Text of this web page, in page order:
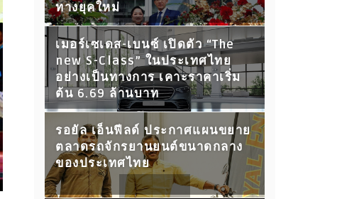
ทางยุคใหม่
เมอร์เซเดส-เบนซ์ เปิดตัว “The
new S-Class” ในประเทศไทย
อย่างเป็นทางการ เคาะราคาเริ่ม
ต้น 6.69 ล้านบาท
รอยัล เอ็นฟีลด์ ประกาศแผนขยาย
ตลาดรถจักรยานยนต์ขนาดกลาง
ของประเทศไทย